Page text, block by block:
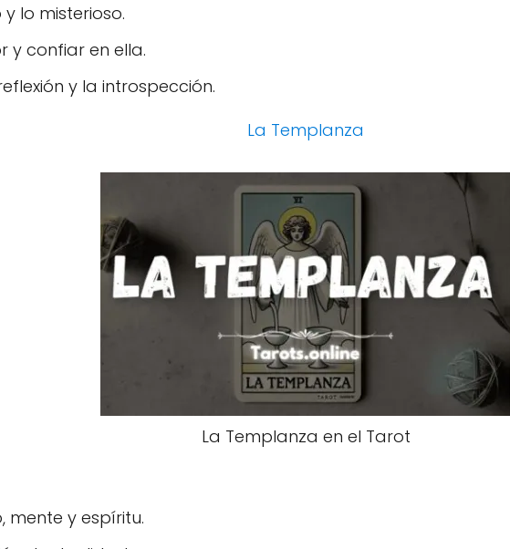
lo misterioso.
y confiar en ella.
y la introspección.
La Templanza
La Templanza en el Tarot
mente y espíritu.